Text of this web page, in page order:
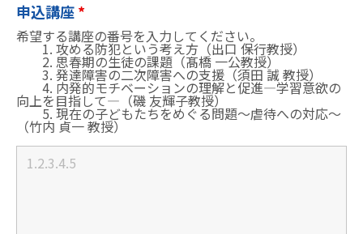
申込講座*
希望する講座の番号を入力してください。
1. 攻める防犯という考え方（出⼝ 保⾏教授）
2. 思春期の生徒の課題（髙橋 ⼀公教授）
3. 発達障害の二次障害への支援（須田 誠 教授）
4. 内発的モチベーションの理解と促進―学習意欲の
向上を目指して―（磯 友輝⼦教授）
5. 現在の子どもたちをめぐる問題～虐待への対応～
（竹内 貞⼀ 教授）